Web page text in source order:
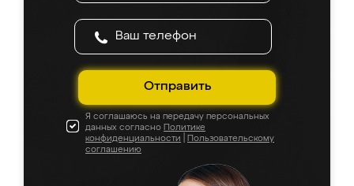
Отправить
Я соглашаюсь на передачу персональных
данных согласно Политике
конфиденциальности
Пользовательскому
соглашению